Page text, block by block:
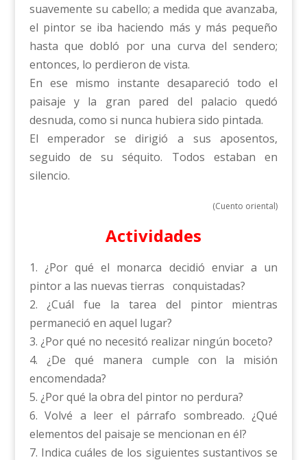
suavemente su cabello; a medida que avanzaba,
el pintor se iba haciendo más y más pequeño
hasta que dobló por una curva del sendero;
entonces, lo perdieron de vista.
En ese mismo instante desapareció todo el
paisaje y la gran pared del palacio quedó
desnuda, como si nunca hubiera sido pintada.
El emperador se dirigió a sus aposentos,
seguido de su séquito. Todos estaban en
silencio.
(Cuento oriental)
Actividades
1. ¿Por qué el monarca decidió enviar a un
pintor a las nuevas tierras conquistadas?
2. ¿Cuál fue la tarea del pintor mientras
permaneció en aquel lugar?
3. ¿Por qué no necesitó realizar ningún boceto?
4. ¿De qué manera cumple con la misión
encomendada?
5. ¿Por qué la obra del pintor no perdura?
6. Volvé a leer el párrafo sombreado. ¿Qué
elementos del paisaje se mencionan en él?
7. Indica cuáles de los siguientes sustantivos se